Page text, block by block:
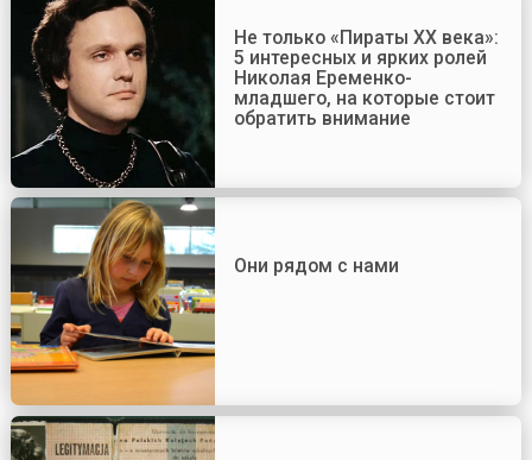
Не только «Пираты ХХ века»:
5 интересных и ярких ролей
Николая Еременко-
младшего, на которые стоит
обратить внимание
Они рядом с нами